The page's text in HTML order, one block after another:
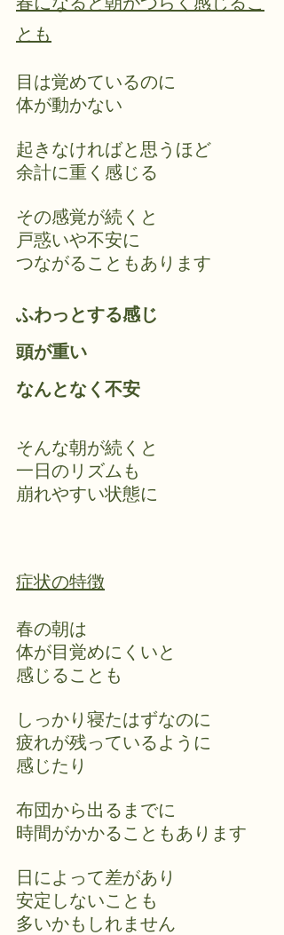
とも
目は覚めているのに
体が動かない
起きなければと思うほど
余計に重く感じる
その感覚が続くと
戸惑いや不安に
つながることもあります
ふわっとする感じ
頭が重い
なんとなく不安
そんな朝が続くと
一日のリズムも
崩れやすい状態に
症状の特徴
春の朝は
体が目覚めにくいと
感じることも
しっかり寝たはずなのに
疲れが残っているように
感じたり
布団から出るまでに
時間がかかることもあります
日によって差があり
安定しないことも
多いかもしれません